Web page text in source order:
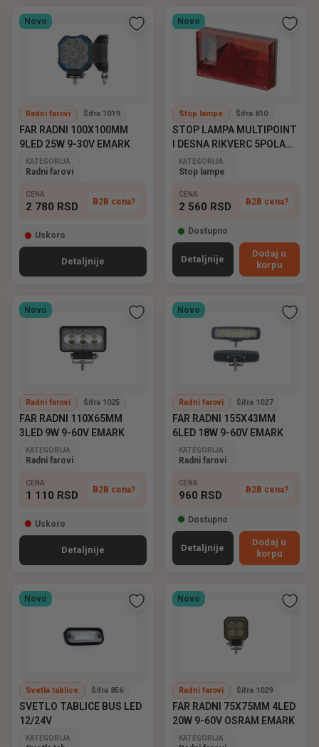
Novo
Radni farovi Šifra 1019
FAR RADNI 100X100MM
9LED 25W 9-30V EMARK
KATEGORIJA
Radni farovi
CENA
2 780 RSD B2B cena?
Uskoro
Detaljnije
Novo
Stop lampe Šifra 810
STOP LAMPA MULTIPOINT
I DESNA RIKVERC 5POLA
ASPOCK
KATEGORIJA
Stop lampe
CENA
2 560 RSD B2B cena?
Dostupno
Detaljnije
Dodaj u
korpu
Novo
Radni farovi Šifra 1025
FAR RADNI 110X65MM
3LED 9W 9-60V EMARK
KATEGORIJA
Radni farovi
CENA
1 110 RSD B2B cena?
Uskoro
Detaljnije
Novo
Radni farovi Šifra 1027
FAR RADNI 155X43MM
6LED 18W 9-60V EMARK
KATEGORIJA
Radni farovi
CENA
960 RSD B2B cena?
Dostupno
Detaljnije
Dodaj u
korpu
Novo
Svetla tablice Šifra 856
SVETLO TABLICE BUS LED
12/24V
KATEGORIJA
Novo
Radni farovi Šifra 1029
FAR RADNI 75X75MM 4LED
20W 9-60V OSRAM EMARK
KATEGORIJA